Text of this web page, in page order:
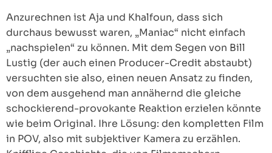
Anzurechnen ist Aja und Khalfoun, dass sich
durchaus bewusst waren, „Maniac“ nicht einfach
„nachspielen“ zu können. Mit dem Segen von Bill
Lustig (der auch einen Producer-Credit abstaubt)
versuchten sie also, einen neuen Ansatz zu finden,
von dem ausgehend man annähernd die gleiche
schockierend-provokante Reaktion erzielen könnte
wie beim Original. Ihre Lösung: den kompletten Film
in POV, also mit subjektiver Kamera zu erzählen.